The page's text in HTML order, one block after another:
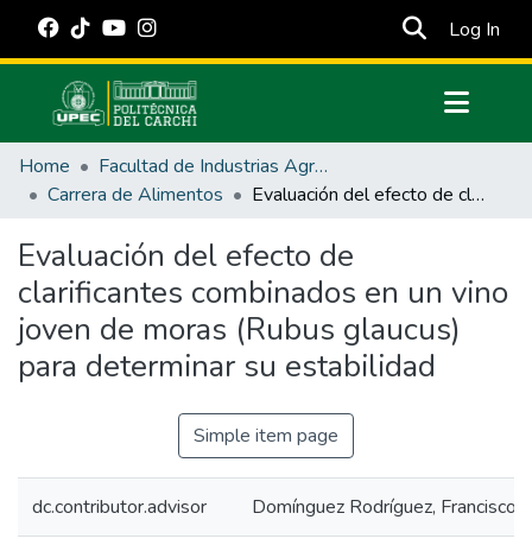
Log In
Communities & Collections
All of DSpace
Estadísticas Externas
Manuales
Home
Facultad de Industrias Agropecuarias y Ciencias Ambientales
Carrera de Alimentos
Evaluación del efecto de clarificantes combinados en un vino joven de moras (Rubus glaucus) para determinar su estabilidad
Evaluación del efecto de
clarificantes combinados en un vino
joven de moras (Rubus glaucus)
para determinar su estabilidad
Simple item page
dc.contributor.advisor Domínguez Rodríguez, Francisco